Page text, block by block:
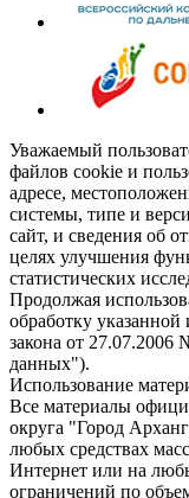
Уважаемый
файлов cookie и
адресе,
системы, типе и
сайт, и сведения об
целях улучшения
статистических
Продолжая
обработку
закона от
данных").
Использование
Все материалы
округа "Город
любых средствах
Интернет или на
ограничений по